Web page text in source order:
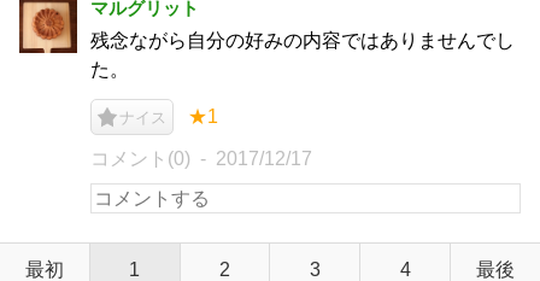
マルグリット
残念ながら自分の好みの内容ではありませんでし
た。
ナイス ★1
コメント(0) 2017/12/17
最初 1 2 3 4 最後